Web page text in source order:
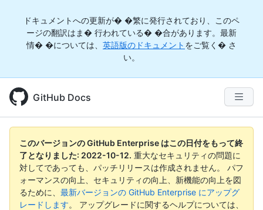
ドキュメントへの更新が� �繁に発行されており、このペ
ージの翻訳はま� 行われている� �合があります。最新
情� �については、 英語版のドキュメント をご覧く� さ
い。
GitHub Docs
このバージョンの GitHub Enterprise はこの日付をもって終
了となりました: 2022-10-12. 重大なセキュリティの問題に
対してであっても、パッチリリースは作成されません。 パフ
ォーマンスの向上、セキュリティの向上、新機能の向上を図
るために、 最新バージョンの GitHub Enterprise にアップグ
レードします。 アップグレードに関するヘルプについては、